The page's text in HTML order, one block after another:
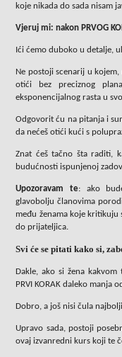
koje nikada do sada nisam
Vjeruj mi: nakon PRVOG
Ići ćemo duboko u detalje,
Ne postoji scenarij u
otići bez preciznog
eksponencijalnog rasta u
Odgovorit ću na pitanja i
da nećeš otići kući s
Znat ćeš tačno šta raditi,
budućnosti ispunjenoj
Upozoravam te: ako
glavobolju članovima
među ženama koje kritikuju
do prijateljica.
Svi će se pitati kako si,
Dakle, ako si žena
PRVI KORAK daleko
Dobro, a još nisi čula
Upravo sada, postoji
ovaj izvanredni kurs koji te